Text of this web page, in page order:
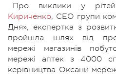
Про виклики у
Кириченко, СЕО групи
Дня», експертка з
пройшла шлях від
мережі магазинів
мережі аптек з 4000
керівництва Оксани